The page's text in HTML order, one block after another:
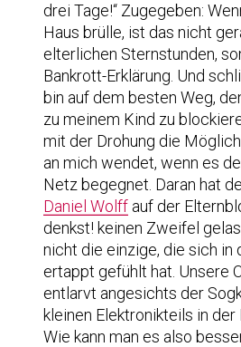
drei Tage!“ Zugegeben:
Haus brülle, ist das nicht
elterlichen Sternstunden,
Bankrott-Erklärung. Und
bin auf dem besten Weg,
zu meinem Kind zu
mit der Drohung die
an mich wendet, wenn es
Netz begegnet. Daran hat
Daniel Wolff auf der
denkst! keinen Zweifel
nicht die einzige, die sich in
ertappt gefühlt hat. Unsere
entlarvt angesichts der
kleinen Elektronikteils in der
Wie kann man es also